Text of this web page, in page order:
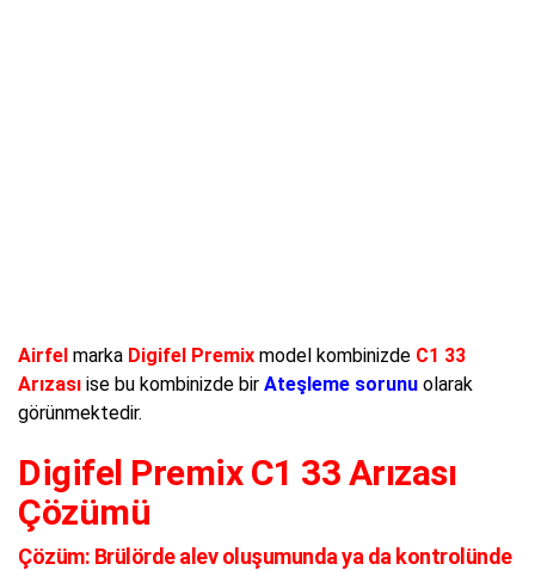
Airfel marka Digifel Premix model kombinizde C1 33
Arızası ise bu kombinizde bir Ateşleme sorunu olarak
görünmektedir.
Digifel Premix C1 33 Arızası
Çözümü
Çözüm: Brülörde alev oluşumunda ya da kontrolünde